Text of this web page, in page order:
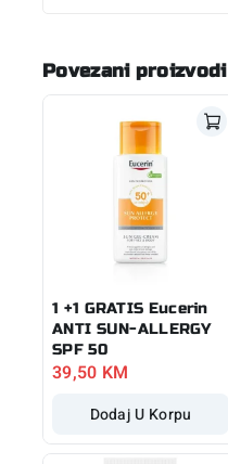
Povezani proizvodi
1 +1 GRATIS Eucerin
ANTI SUN-ALLERGY
SPF 50
39,50 KM
Dodaj U Korpu